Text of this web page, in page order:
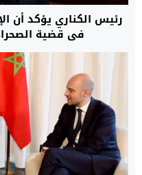
رئيس الكناري يؤكد أن
في قضية